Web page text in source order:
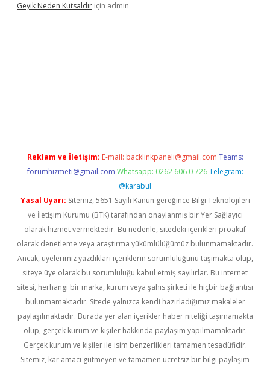
Geyik Neden Kutsaldır için admin
Reklam ve İletişim: E-mail: backlinkpaneli@gmail.com Teams:
forumhizmeti@gmail.com Whatsapp: 0262 606 0 726 Telegram:
@karabul
Yasal Uyarı: Sitemiz, 5651 Sayılı Kanun gereğince Bilgi Teknolojileri
ve İletişim Kurumu (BTK) tarafından onaylanmış bir Yer Sağlayıcı
olarak hizmet vermektedir. Bu nedenle, sitedeki içerikleri proaktif
olarak denetleme veya araştırma yükümlülüğümüz bulunmamaktadır.
Ancak, üyelerimiz yazdıkları içeriklerin sorumluluğunu taşımakta olup,
siteye üye olarak bu sorumluluğu kabul etmiş sayılırlar. Bu internet
sitesi, herhangi bir marka, kurum veya şahıs şirketi ile hiçbir bağlantısı
bulunmamaktadır. Sitede yalnızca kendi hazırladığımız makaleler
paylaşılmaktadır. Burada yer alan içerikler haber niteliği taşımamakta
olup, gerçek kurum ve kişiler hakkında paylaşım yapılmamaktadır.
Gerçek kurum ve kişiler ile isim benzerlikleri tamamen tesadüfidir.
Sitemiz, kar amacı gütmeyen ve tamamen ücretsiz bir bilgi paylaşım